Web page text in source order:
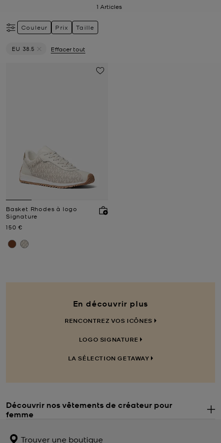
1 Articles
Couleur Prix Taille
EU 38.5
Effacer tout
Basket Rhodes à logo
Signature
Prix actuel
150 €
En découvrir plus
RENCONTREZ VOS ICÔNES
LOGO SIGNATURE
LA SÉLECTION GETAWAY
Découvrir nos vêtements de créateur pour
femme
est la raison d'être de notre marque, et c'est pourquoi nous avons
Trouver une boutique